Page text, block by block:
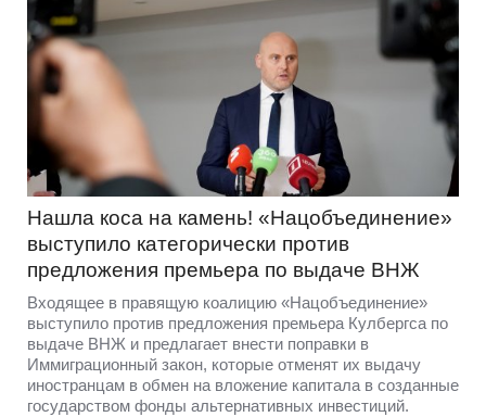
Нашла коса на камень! «Нацобъединение»
выступило категорически против
предложения премьера по выдаче ВНЖ
Входящее в правящую коалицию «Нацобъединение»
выступило против предложения премьера Кулбергса по
выдаче ВНЖ и предлагает внести поправки в
Иммиграционный закон, которые отменят их выдачу
иностранцам в обмен на вложение капитала в созданные
государством фонды альтернативных инвестиций.